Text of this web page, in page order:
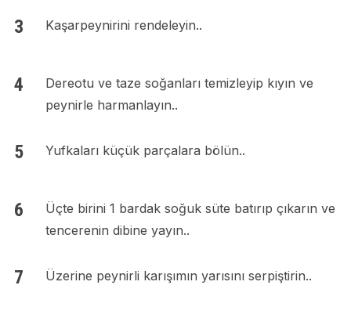
Kaşarpeynirini rendeleyin..
Dereotu ve taze soğanları temizleyip kıyın ve
peynirle harmanlayın..
Yufkaları küçük parçalara bölün..
Üçte birini 1 bardak soğuk süte batırıp çıkarın ve
tencerenin dibine yayın..
Üzerine peynirli karışımın yarısını serpiştirin..